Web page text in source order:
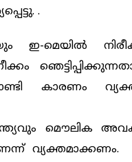
.
ഇ-മെയില്‍
കാരണം
മൌലിക
വ്യക്തമാക്കണം.